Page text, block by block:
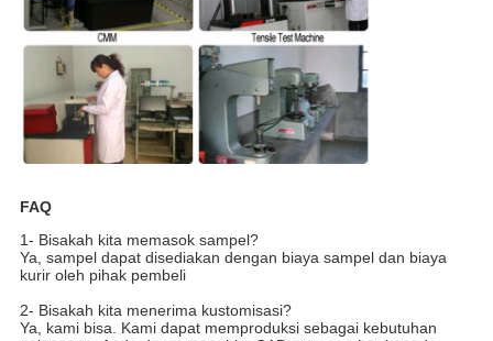
FAQ
1- Bisakah kita memasok sampel?
Ya, sampel dapat disediakan dengan biaya sampel dan biaya
kurir oleh pihak pembeli
2- Bisakah kita menerima kustomisasi?
Ya, kami bisa. Kami dapat memproduksi sebagai kebutuhan